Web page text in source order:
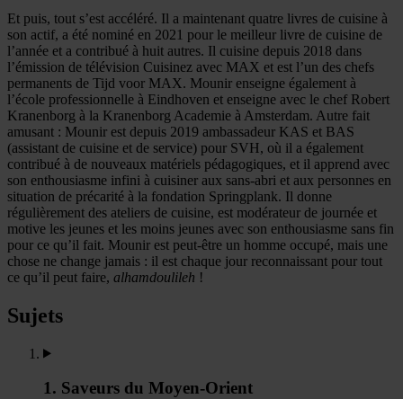
Et puis, tout s’est accéléré. Il a maintenant quatre livres de cuisine à
son actif, a été nominé en 2021 pour le meilleur livre de cuisine de
l’année et a contribué à huit autres. Il cuisine depuis 2018 dans
l’émission de télévision Cuisinez avec MAX et est l’un des chefs
permanents de Tijd voor MAX. Mounir enseigne également à
l’école professionnelle à Eindhoven et enseigne avec le chef Robert
Kranenborg à la Kranenborg Academie à Amsterdam. Autre fait
amusant : Mounir est depuis 2019 ambassadeur KAS et BAS
(assistant de cuisine et de service) pour SVH, où il a également
contribué à de nouveaux matériels pédagogiques, et il apprend avec
son enthousiasme infini à cuisiner aux sans-abri et aux personnes en
situation de précarité à la fondation Springplank. Il donne
régulièrement des ateliers de cuisine, est modérateur de journée et
motive les jeunes et les moins jeunes avec son enthousiasme sans fin
pour ce qu’il fait. Mounir est peut-être un homme occupé, mais une
chose ne change jamais : il est chaque jour reconnaissant pour tout
ce qu’il peut faire, alhamdoulileh !
Sujets
1. Saveurs du Moyen-Orient